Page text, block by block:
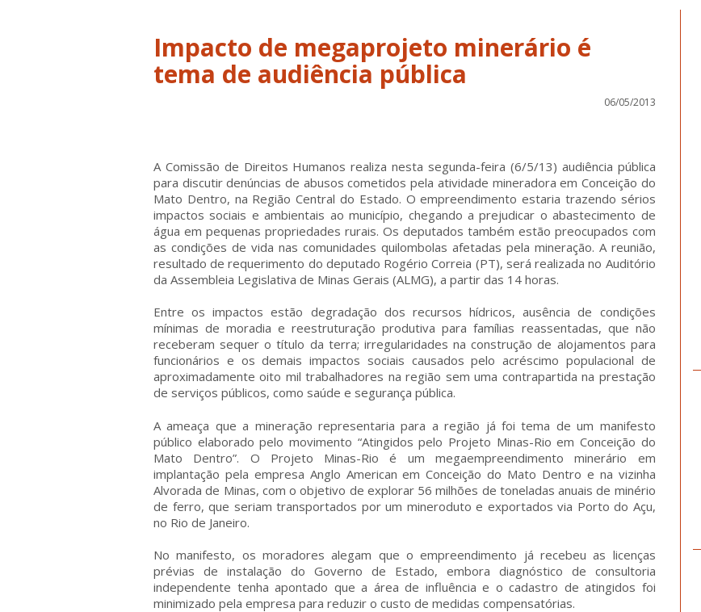
Impacto de megaprojeto minerário é
tema de audiência pública
06/05/2013
A Comissão de Direitos Humanos realiza nesta segunda-feira (6/5/13) audiência pública
para discutir denúncias de abusos cometidos pela atividade mineradora em Conceição do
Mato Dentro, na Região Central do Estado. O empreendimento estaria trazendo sérios
impactos sociais e ambientais ao município, chegando a prejudicar o abastecimento de
água em pequenas propriedades rurais. Os deputados também estão preocupados com
as condições de vida nas comunidades quilombolas afetadas pela mineração. A reunião,
resultado de requerimento do deputado Rogério Correia (PT), será realizada no Auditório
da Assembleia Legislativa de Minas Gerais (ALMG), a partir das 14 horas.
Entre os impactos estão degradação dos recursos hídricos, ausência de condições
mínimas de moradia e reestruturação produtiva para famílias reassentadas, que não
receberam sequer o título da terra; irregularidades na construção de alojamentos para
funcionários e os demais impactos sociais causados pelo acréscimo populacional de
aproximadamente oito mil trabalhadores na região sem uma contrapartida na prestação
de serviços públicos, como saúde e segurança pública.
A ameaça que a mineração representaria para a região já foi tema de um manifesto
público elaborado pelo movimento “Atingidos pelo Projeto Minas-Rio em Conceição do
Mato Dentro”. O Projeto Minas-Rio é um megaempreendimento minerário em
implantação pela empresa Anglo American em Conceição do Mato Dentro e na vizinha
Alvorada de Minas, com o objetivo de explorar 56 milhões de toneladas anuais de minério
de ferro, que seriam transportados por um mineroduto e exportados via Porto do Açu,
no Rio de Janeiro.
No manifesto, os moradores alegam que o empreendimento já recebeu as licenças
prévias de instalação do Governo de Estado, embora diagnóstico de consultoria
independente tenha apontado que a área de influência e o cadastro de atingidos foi
minimizado pela empresa para reduzir o custo de medidas compensatórias.